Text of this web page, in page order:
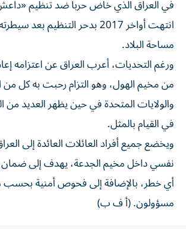
في العراق الذي خاض حرباً ضد تنظيم
انتهت أواخر 2017 بدحر التنظيم
مساحة البلاد.
ورغم التحديات، أعرب العراق عن اعتزامه
من مخيم الهول، وهو التزام رحبت به كل من
والولايات المتحدة في حين يظهر العديد من
في القيام بالمثل.
ويخضع جميع أفراد العائلات العائدة إلى
نفسي داخل مخيم الجدعة، يهدف إلى ضمان
أي خطر، بالإضافة إلى فحوص أمنية بحسب
مسؤولون. (أ ف ب)